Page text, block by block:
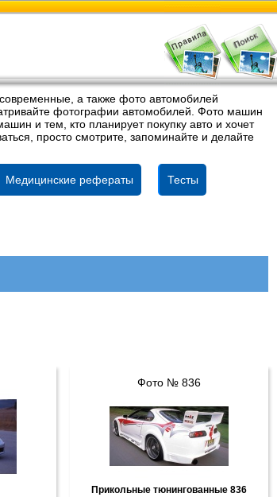
а также фото автомобилей
фотографии автомобилей. Фото машин
и тем, кто планирует покупку авто и хочет
просто смотрите, запоминайте и делайте
Медицинские рефераты Тесты
Фото № 836
Прикольные тюнингованные 836